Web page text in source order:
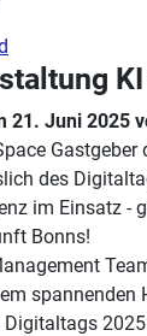
21. Juni 2025
Gastgeber
des
im Einsatz -
Bonns!
spannenden